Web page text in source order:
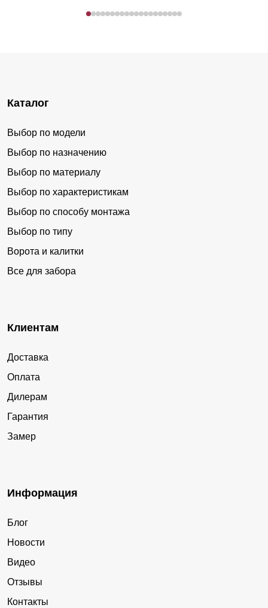
Каталог
Выбор по модели
Выбор по назначению
Выбор по материалу
Выбор по характеристикам
Выбор по способу монтажа
Выбор по типу
Ворота и калитки
Все для забора
Клиентам
Доставка
Оплата
Дилерам
Гарантия
Замер
Информация
Блог
Новости
Видео
Отзывы
Контакты